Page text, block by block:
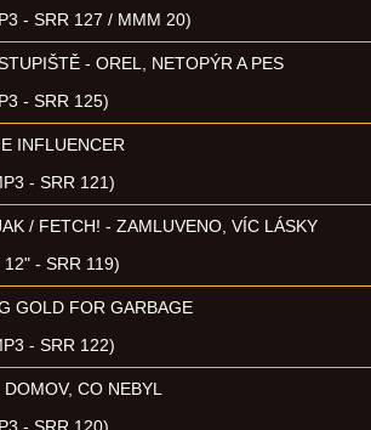
- SRR 127 / MMM 20)
- OREL, NETOPÝR A PES
- SRR 125)
INFLUENCER
- SRR 121)
/ FETCH! - ZAMLUVENO, VÍC LÁSKY
- SRR 119)
GOLD FOR GARBAGE
- SRR 122)
CO NEBYL